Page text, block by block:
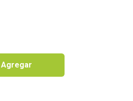
Agregar